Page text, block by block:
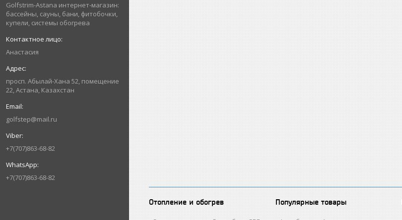
Golfstrim-Astana интернет-магазин:
бассейны, сауны, бани, фитобочки,
купели, системы обогрева
Анастасия
просп. Абылай-Хана 52, помещение
22, Астана, Казахстан
golfstep@mail.ru
+7(707)863-68-82
+7(707)863-68-82
Отопление и обогрев Популярные товары